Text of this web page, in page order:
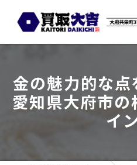
金の魅力的な点
愛知県大府市
イ